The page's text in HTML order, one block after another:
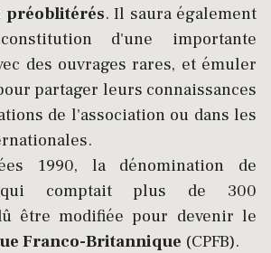
préoblitérés. Il saura également
d'une importante
des ouvrages rares, et émuler
partager leurs connaissances
de l'association ou dans les
1990, la dénomination de
qui comptait plus de 300
être modifiée pour devenir le
Franco-Britannique (CPFB).